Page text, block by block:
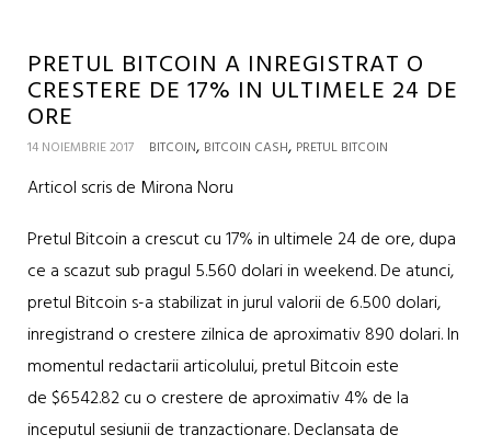
PRETUL BITCOIN A INREGISTRAT O
CRESTERE DE 17% IN ULTIMELE 24 DE
ORE
14 NOIEMBRIE 2017 BITCOIN, BITCOIN CASH, PRETUL BITCOIN
Articol scris de Mirona Noru
Pretul Bitcoin a crescut cu 17% in ultimele 24 de ore, dupa
ce a scazut sub pragul 5.560 dolari in weekend. De atunci,
pretul Bitcoin s-a stabilizat in jurul valorii de 6.500 dolari,
inregistrand o crestere zilnica de aproximativ 890 dolari. In
momentul redactarii articolului, pretul Bitcoin este
de $6542.82 cu o crestere de aproximativ 4% de la
inceputul sesiunii de tranzactionare. Declansata de